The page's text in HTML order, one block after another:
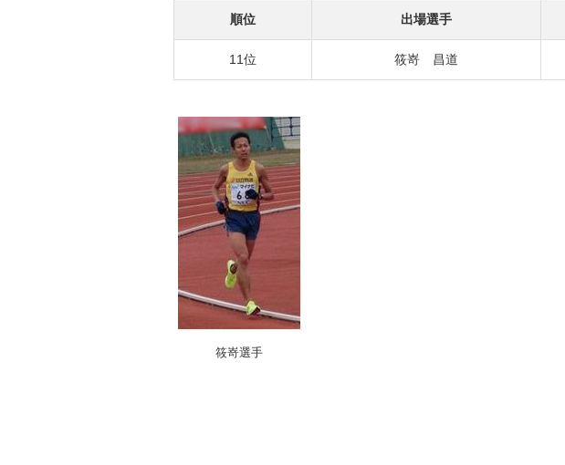
順位 出場選手
11位 筱嵜 昌道
筱嵜選手